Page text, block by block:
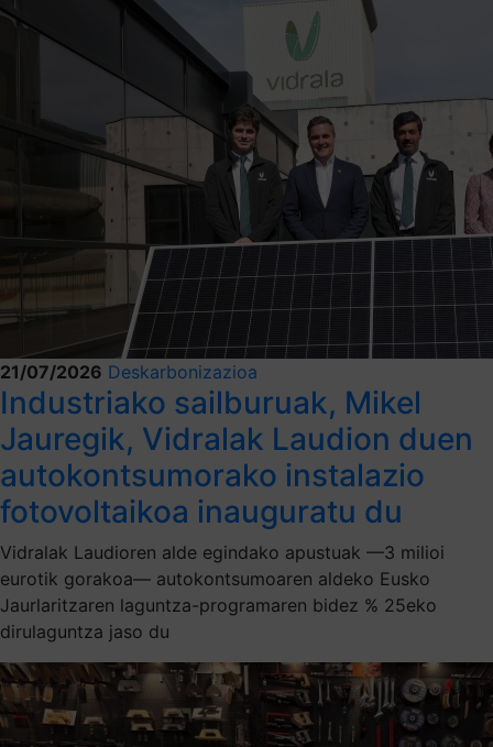
21/07/2026 Deskarbonizazioa
Industriako sailburuak, Mikel
Jauregik, Vidralak Laudion duen
autokontsumorako instalazio
fotovoltaikoa inauguratu du
Vidralak Laudioren alde egindako apustuak —3 milioi
eurotik gorakoa— autokontsumoaren aldeko Eusko
Jaurlaritzaren laguntza-programaren bidez % 25eko
dirulaguntza jaso du